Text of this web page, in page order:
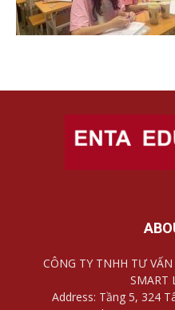
CÔNG TY TNHH TƯ
SMART
Address: Tầng 5, 324